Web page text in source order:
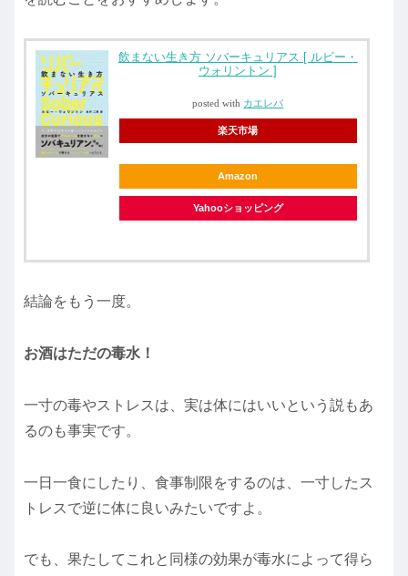
飲まない生き方 ソバーキュリアス [ ルビー・
ウォリントン ]
posted with カエレバ
楽天市場
Amazon
Yahooショッピング
結論をもう一度。
お酒はただの毒水！
一寸の毒やストレスは、実は体にはいいという説もあ
るのも事実です。
一日一食にしたり、食事制限をするのは、一寸したス
トレスで逆に体に良いみたいですよ。
でも、果たしてこれと同様の効果が毒水によって得ら